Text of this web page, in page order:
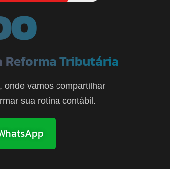
Reforma Tributária
, onde vamos compartilhar
sua rotina contábil.